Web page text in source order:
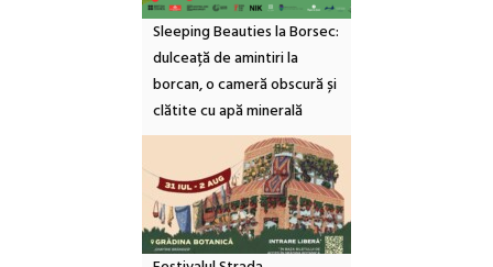
Sleeping Beauties la Borsec:
dulceață de amintiri la
borcan, o cameră obscură și
clătite cu apă minerală